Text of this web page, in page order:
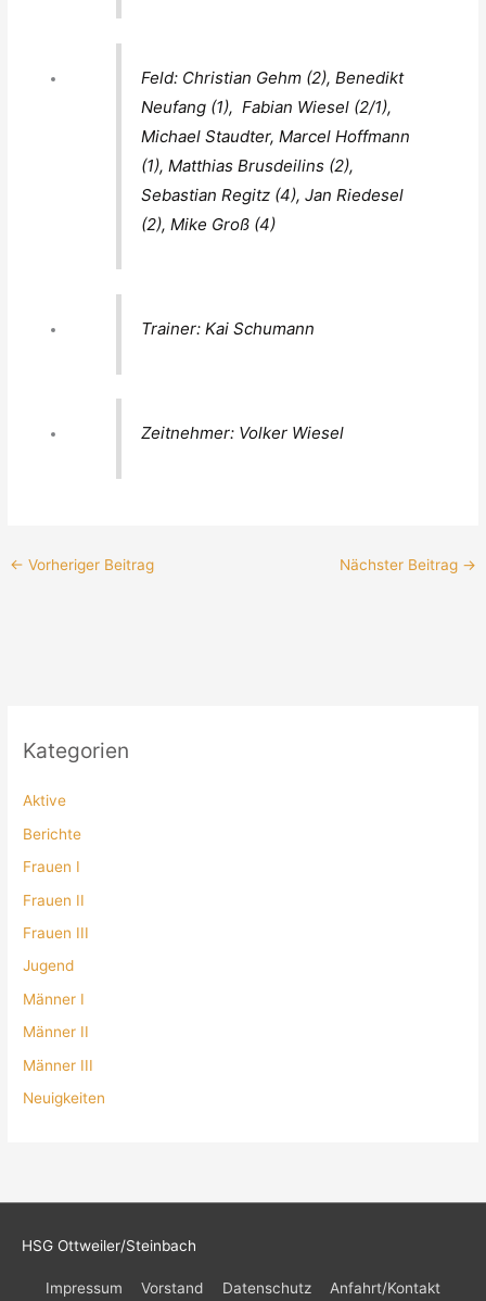
Kategorien
Aktive
Berichte
Frauen I
Frauen II
Frauen III
Jugend
Männer I
Männer II
Männer III
Neuigkeiten
Feld: Christian Gehm (2), Benedikt
Neufang (1), Fabian Wiesel (2/1),
Michael Staudter, Marcel Hoffmann
(1), Matthias Brusdeilins (2),
Sebastian Regitz (4), Jan Riedesel
(2), Mike Groß (4)
Trainer: Kai Schumann
Zeitnehmer: Volker Wiesel
← Vorheriger Beitrag Nächster Beitrag →
HSG Ottweiler/Steinbach
Impressum Vorstand Datenschutz Anfahrt/Kontakt